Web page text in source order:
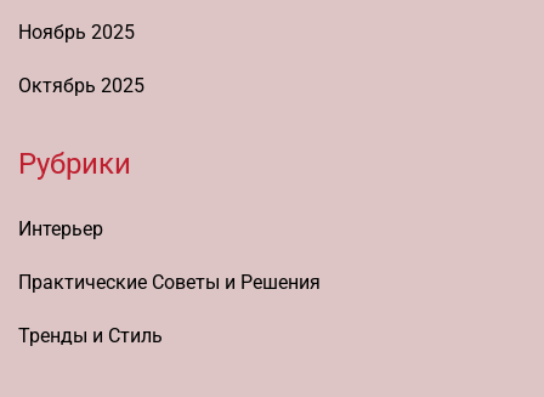
Ноябрь 2025
Октябрь 2025
Рубрики
Интерьер
Практические Советы и Решения
Тренды и Стиль